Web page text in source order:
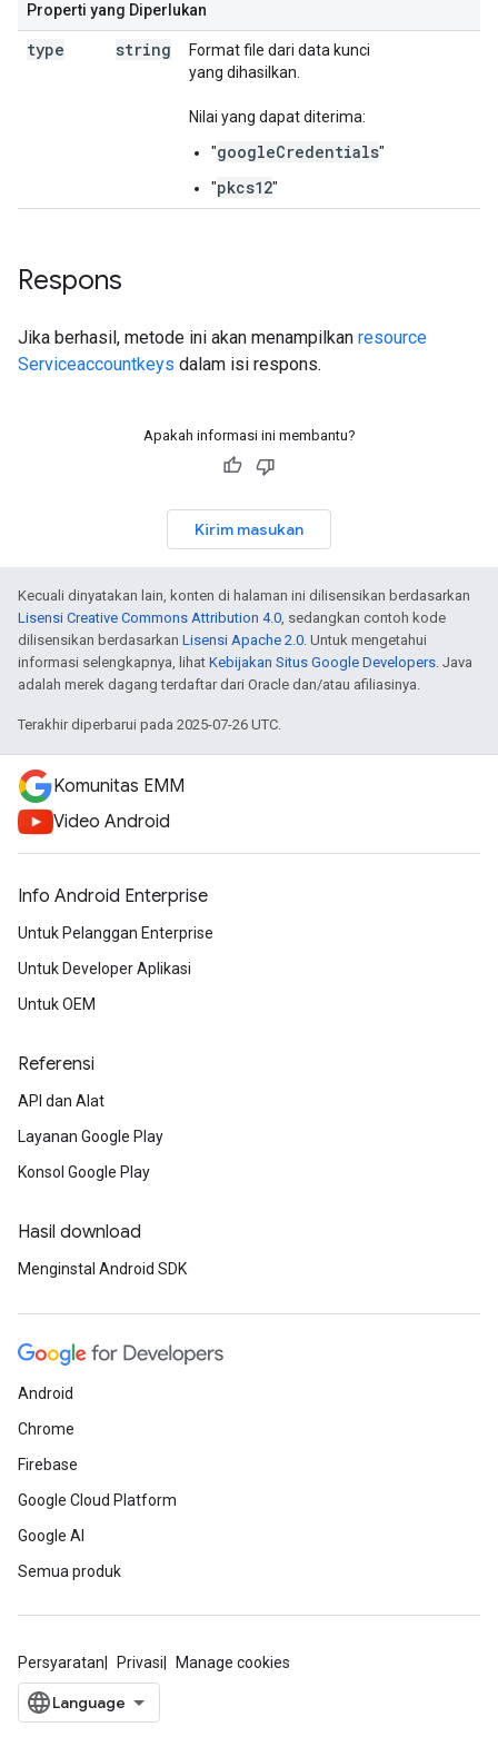
Properti yang Diperlukan
type string
Format file dari data kunci
yang dihasilkan.
Nilai yang dapat diterima:
"googleCredentials"
"pkcs12"
Respons
Jika berhasil, metode ini akan menampilkan resource
Serviceaccountkeys dalam isi respons.
Apakah informasi ini membantu?
Kirim masukan
Kecuali dinyatakan lain, konten di halaman ini dilisensikan berdasarkan
Lisensi Creative Commons Attribution 4.0, sedangkan contoh kode
dilisensikan berdasarkan Lisensi Apache 2.0. Untuk mengetahui
informasi selengkapnya, lihat Kebijakan Situs Google Developers. Java
adalah merek dagang terdaftar dari Oracle dan/atau afiliasinya.
Terakhir diperbarui pada 2025-07-26 UTC.
Komunitas EMM
Video Android
Info Android Enterprise
Untuk Pelanggan Enterprise
Untuk Developer Aplikasi
Untuk OEM
Referensi
API dan Alat
Layanan Google Play
Konsol Google Play
Hasil download
Menginstal Android SDK
Android
Chrome
Firebase
Google Cloud Platform
Google AI
Semua produk
Persyaratan Privasi Manage cookies